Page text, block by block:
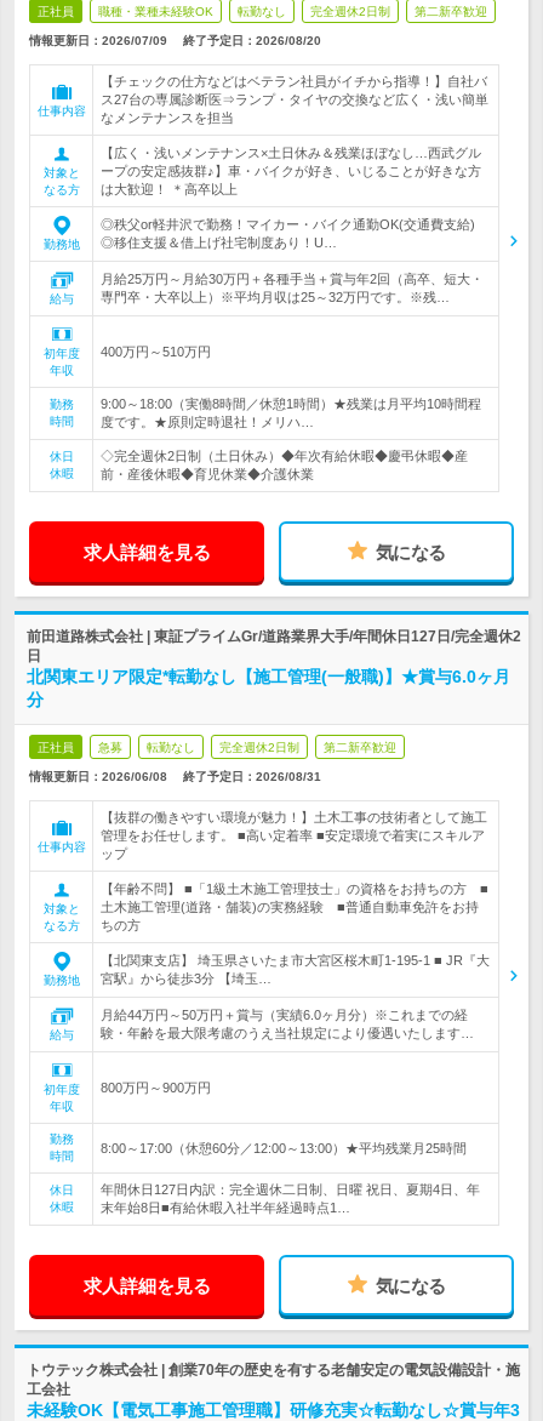
正社員 職種・業種未経験OK 転勤なし 完全週休2日制 第二新卒歓迎
情報更新日：2026/07/09 終了予定日： 2026/08/20
仕事内容
【チェックの仕方などはベテラン社員がイチから指導！】自社バ
ス27台の専属診断医⇒ランプ・タイヤの交換など広く・浅い簡単
なメンテナンスを担当
対象と
なる方
【広く・浅いメンテナンス×土日休み＆残業ほぼなし…西武グル
ープの安定感抜群♪】車・バイクが好き、いじることが好きな方
は大歓迎！ ＊高卒以上
勤務地
◎秩父or軽井沢で勤務！マイカー・バイク通勤OK(交通費支給)
◎移住支援＆借上げ社宅制度あり！U…
給与
月給25万円～月給30万円＋各種手当＋賞与年2回（高卒、短大・
専門卒・大卒以上）※平均月収は25～32万円です。※残…
初年度
年収
400万円～510万円
勤務
時間
9:00～18:00（実働8時間／休憩1時間）★残業は月平均10時間程
度です。★原則定時退社！メリハ…
休日
休暇
◇完全週休2日制（土日休み）◆年次有給休暇◆慶弔休暇◆産
前・産後休暇◆育児休業◆介護休業
求人詳細を見る 気になる
前田道路株式会社 | 東証プライムGr/道路業界大手/年間休日127日/完全週休2
日
北関東エリア限定*転勤なし【施工管理(一般職)】★賞与6.0ヶ月
分
正社員 急募 転勤なし 完全週休2日制 第二新卒歓迎
情報更新日：2026/06/08 終了予定日： 2026/08/31
仕事内容
【抜群の働きやすい環境が魅力！】土木工事の技術者として施工
管理をお任せします。 ■高い定着率 ■安定環境で着実にスキルア
ップ
対象と
なる方
【年齢不問】 ■「1級土木施工管理技士」の資格をお持ちの方 ■
土木施工管理(道路・舗装)の実務経験 ■普通自動車免許をお持
ちの方
勤務地
【北関東支店】 埼玉県さいたま市大宮区桜木町1-195-1 ■ JR『大
宮駅』から徒歩3分 【埼玉…
給与
月給44万円～50万円＋賞与（実績6.0ヶ月分）※これまでの経
験・年齢を最大限考慮のうえ当社規定により優遇いたします…
初年度
年収
800万円～900万円
勤務
時間
8:00～17:00（休憩60分／12:00～13:00）★平均残業月25時間
休日
休暇
年間休日127日内訳：完全週休二日制、日曜 祝日、夏期4日、年
末年始8日■有給休暇入社半年経過時点1…
求人詳細を見る 気になる
トウテック株式会社 | 創業70年の歴史を有する老舗安定の電気設備設計・施
工会社
未経験OK【電気工事施工管理職】研修充実☆転勤なし☆賞与年3